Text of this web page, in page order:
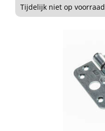
Tijdelijk niet op voorraad